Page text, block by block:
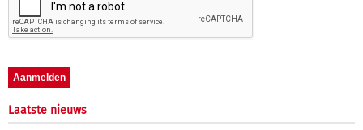
Laatste nieuws